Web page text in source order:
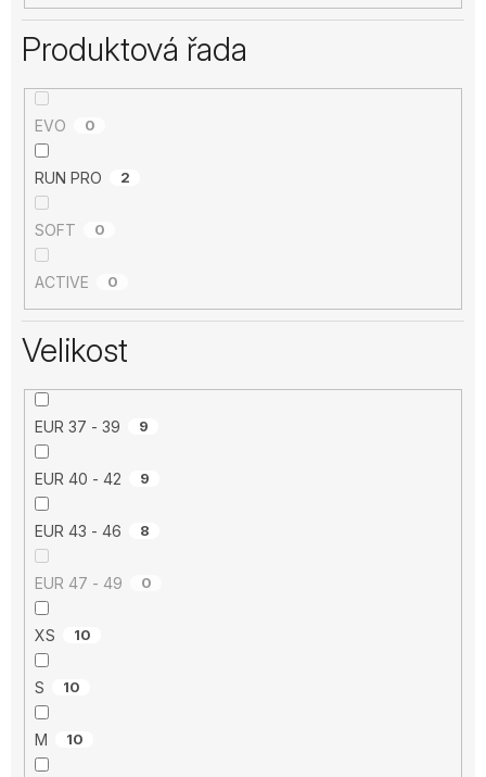
Produktová řada
EVO 0
RUN PRO 2
SOFT 0
ACTIVE 0
Velikost
EUR 37 - 39 9
EUR 40 - 42 9
EUR 43 - 46 8
EUR 47 - 49 0
XS 10
S 10
M 10